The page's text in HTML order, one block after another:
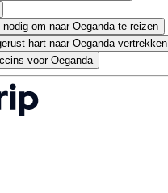
om naar Oeganda te reizen
hart naar Oeganda vertrekken
voor Oeganda